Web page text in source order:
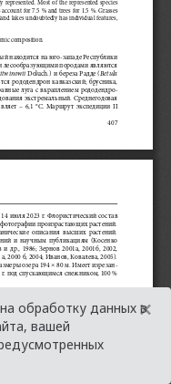
обработку данных в
вашей
×